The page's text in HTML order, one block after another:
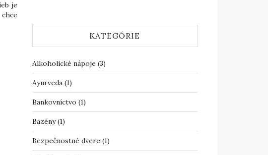
je
KATEGÓRIE
Alkoholické nápoje (3)
Ayurveda(1)
Bankovníctvo (1)
Bazény(1)
Bezpečnostné dvere (1)